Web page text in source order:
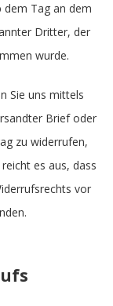
dem Tag an dem
Dritter, der
wurde.
Sie uns mittels
Brief oder
zu widerrufen,
es aus, dass
vor